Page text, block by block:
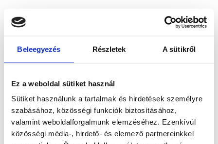
Beleegyezés Részletek A sütikről
Ez a weboldal sütiket használ
Sütiket használunk a tartalmak és hirdetések személyre
szabásához, közösségi funkciók biztosításához,
valamint weboldalforgalmunk elemzéséhez. Ezenkívül
közösségi média-, hirdető- és elemező partnereinkkel